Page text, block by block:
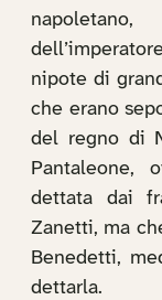
nipote di
che erano
del regno di
Pantaleone,
dettata dai
Zanetti, ma
Benedetti,
dettarla.